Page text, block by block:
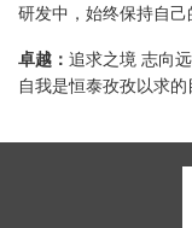
研发中，始终保持自己
卓越： 追求之境 志向
自我是恒泰孜孜以求